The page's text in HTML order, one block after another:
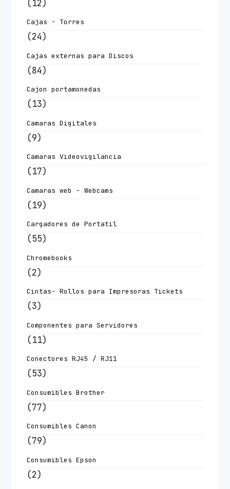
(12)
Cajas - Torres
(24)
Cajas externas para Discos
(84)
Cajon portamonedas
(13)
Camaras Digitales
(9)
Camaras Videovigilancia
(17)
Camaras web - Webcams
(19)
Cargadores de Portatil
(55)
Chromebooks
(2)
Cintas- Rollos para Impresoras Tickets
(3)
Componentes para Servidores
(11)
Conectores RJ45 / RJ11
(53)
Consumibles Brother
(77)
Consumibles Canon
(79)
Consumibles Epson
(2)